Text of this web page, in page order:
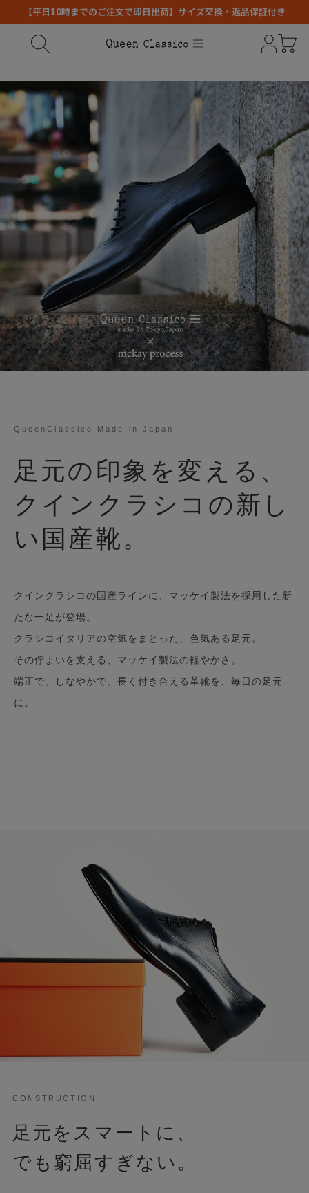
【平日10時までのご注文で即日出荷】サイズ交換・返品保証付き
QueenClassico Made in Japan
足元の印象を変える、
クインクラシコの新し
い国産靴。
クインクラシコの国産ラインに、マッケイ製法を採用した新
たな一足が登場。
クラシコイタリアの空気をまとった、色気ある足元。
その佇まいを支える、マッケイ製法の軽やかさ。
端正で、しなやかで、長く付き合える革靴を、毎日の足元
に。
CONSTRUCTION
足元をスマートに、
でも窮屈すぎない。